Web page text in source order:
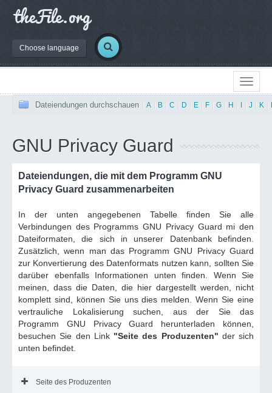
Choose language
Dateiendungen durchschauen A B C D E F G H J K
GNU Privacy Guard
Dateiendungen, die mit dem Programm GNU
Privacy Guard zusammenarbeiten
In der unten angegebenen Tabelle finden Sie alle
Verbindungen des Programms GNU Privacy Guard mi den
Dateiformaten, die sich in unserer Datenbank befinden.
Zusätzlich, wenn man das Programm GNU Privacy Guard
zur Konvertierung des Datenformats nutzen kann, sollten Sie
darüber ebenfalls Informationen unten finden. Wenn Sie
meinen, dass die Daten, die hier dargestellt werden, nicht
komplett sind, können Sie uns dies melden. Wenn Sie eine
vertrauliche Lokalisierung suchen, aus der Sie das
Programm GNU Privacy Guard herunterladen können,
besuchen Sie den Link "Seite des Produzenten" der sich
unten befindet.
Seite des Produzenten